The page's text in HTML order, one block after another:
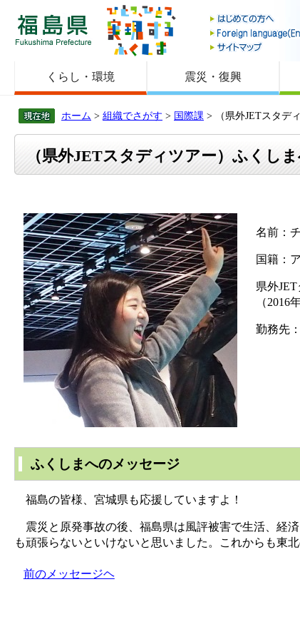
福島県
くらし・環境 震災・復興
ホーム > 組織でさがす > 国際課 > （県外JETスタデ
（県外JETスタディツアー）ふくし
名前：
国籍：
県外
（2016
勤務先
ふくしまへのメッセージ
福島の皆様、宮城県も応援していますよ！
震災と原発事故の後、福島県は風評被害で生活、経
も頑張らないといけないと思いました。これからも東
前のメッセージヘ